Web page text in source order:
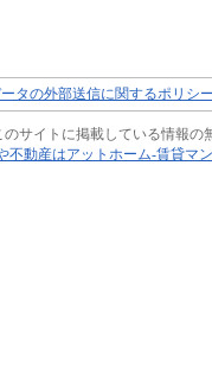
タの外部送信に関するポリシ
のサイトに掲載している情報の
不動産はアットホーム-賃貸マ